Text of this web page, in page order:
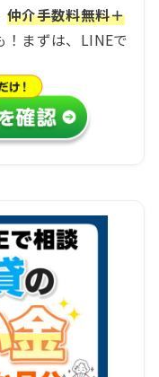
仲介手数料無料＋
！まずは、LINEで